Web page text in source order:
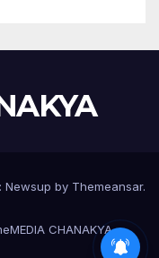
Newsup by Themeansar.
MEDIA CHANAKYA